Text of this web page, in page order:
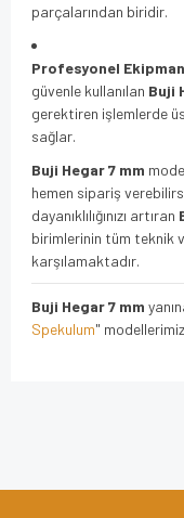
parçalarından biridir.
Profesyonel
güvenle kullanılan Buji
gerektiren işlemlerde
sağlar.
Buji Hegar 7 mm
hemen sipariş
dayanıklılığınızı artıran
birimlerinin tüm teknik
karşılamaktadır.
Buji Hegar 7 mm
Spekulum"